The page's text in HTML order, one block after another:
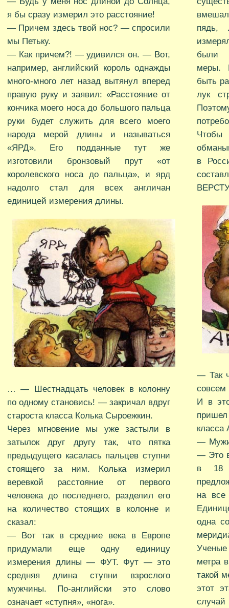
я бы сразу измерил это расстояние!
— Причем здесь твой нос? — спросили
мы Петьку.
— Как причем?! — удивился он. — Вот,
например, английский король однажды
много-много лет назад вытянул вперед
правую руку и заявил: «Расстояние от
кончика моего носа до большого пальца
руки будет служить для всего моего
народа мерой длины и называться
«ЯРД». Его подданные тут же
изготовили бронзовый прут «от
королевского носа до пальца», и ярд
надолго стал для всех англичан
единицей измерения длины.
… — Шестнадцать человек в колонну
по одному становись! — закричал вдруг
староста класса Колька Сыроежкин.
Через мгновение мы уже застыли в
затылок друг другу так, что пятка
предыдущего касалась пальцев ступни
стоящего за ним. Колька измерил
веревкой расстояние от первого
человека до последнего, разделил его
на количество стоящих в колонне и
сказал:
— Вот так в средние века в Европе
придумали еще одну единицу
измерения длины — ФУТ. Фут — это
средняя длина ступни взрослого
мужчины. По-английски это слово
означает «ступня», «нога».
пядь,
были
меры.
быть
лук
Чтобы
в
— Так
совсем
И в
класса
—
— Это
в 18
на все
одна
метра
такой
этот